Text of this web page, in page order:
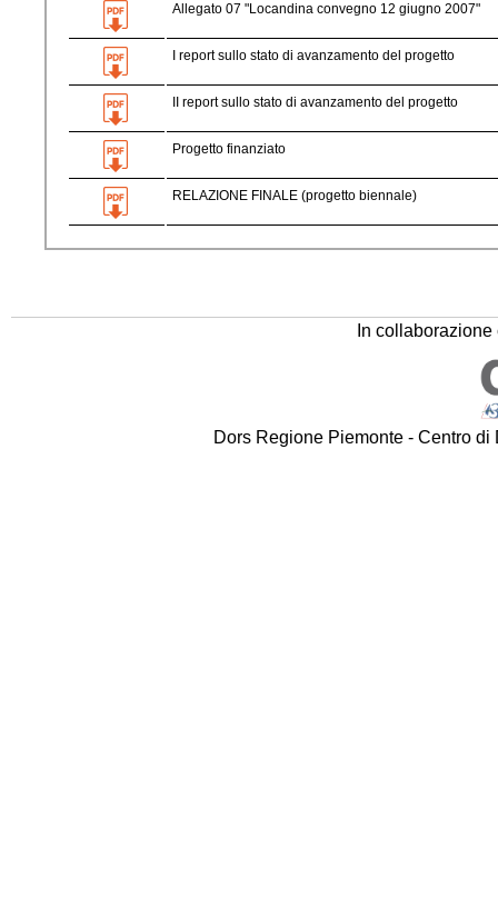
Allegato 07 "Locandina convegno 12 giugno 2007"
I report sullo stato di avanzamento del progetto
II report sullo stato di avanzamento del progetto
Progetto finanziato
RELAZIONE FINALE (progetto biennale)
In
Dors Regione Piemonte - Centro